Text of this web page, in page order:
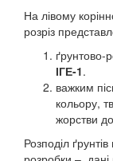
На лівому
розріз
ґрунтово-
ІГЕ-1.
важким
кольору,
жорстви
Розподіл